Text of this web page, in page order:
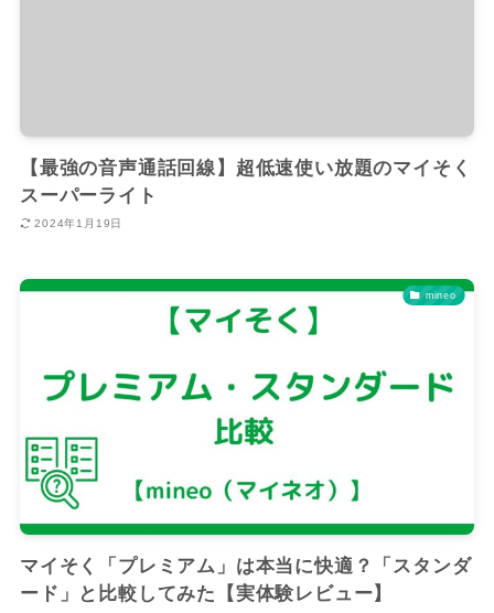
【最強の音声通話回線】超低速使い放題のマイそく
スーパーライト
2024年1月19日
mineo
マイそく「プレミアム」は本当に快適？「スタンダ
ード」と比較してみた【実体験レビュー】